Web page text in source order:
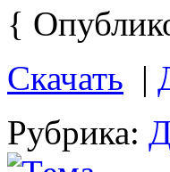
{
Скачать |
Рубрика: